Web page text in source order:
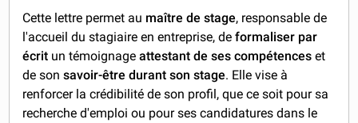
Cette lettre permet au maître de stage, responsable de
l'accueil du stagiaire en entreprise, deformaliser par
écrit un témoignage attestant de ses compétences et
de sonsavoir-être durant son stage. Elle vise à
renforcer la crédibilité de son profil, que ce soit pour sa
recherche d'emploi ou pour ses candidatures dans le